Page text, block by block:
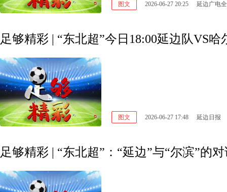
图文 2026-06-27 20:25 延边广电
足够精彩 | “东北超”今日18:00延边队VS
图文 2026-06-27 17:48 延边日报
足够精彩 | “东北超”：“延边”与“尔滨”的